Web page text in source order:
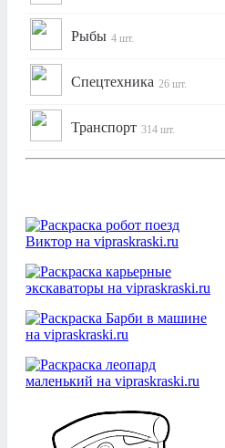
Рыбы 4 шт.
Спецтехника 26 шт.
Транспорт 314 шт.